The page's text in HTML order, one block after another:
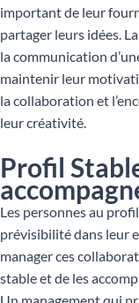
important de leur
partager leurs idées.
la communication
maintenir leur
la collaboration et
leur créativité.
Profil
Les personnes au
prévisibilité dans leur
manager ces
stable et de les
Un management qui